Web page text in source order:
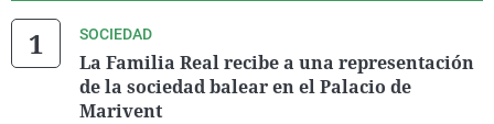
SOCIEDAD
La Familia Real recibe a una representación
de la sociedad balear en el Palacio de
Marivent